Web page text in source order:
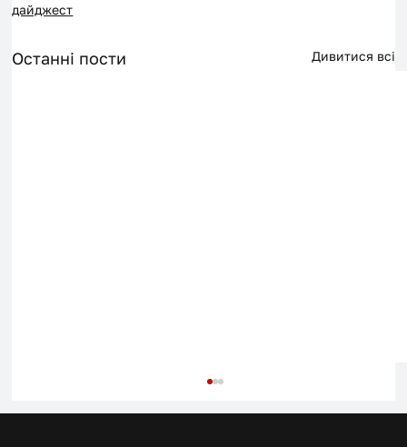
дайджест
Останні пости Дивитися всі